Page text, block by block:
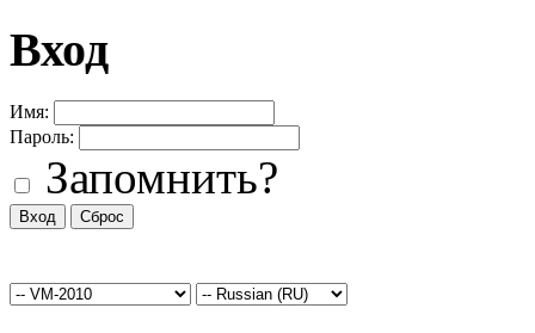
Вход
Имя:
Пароль:
Запомнить?